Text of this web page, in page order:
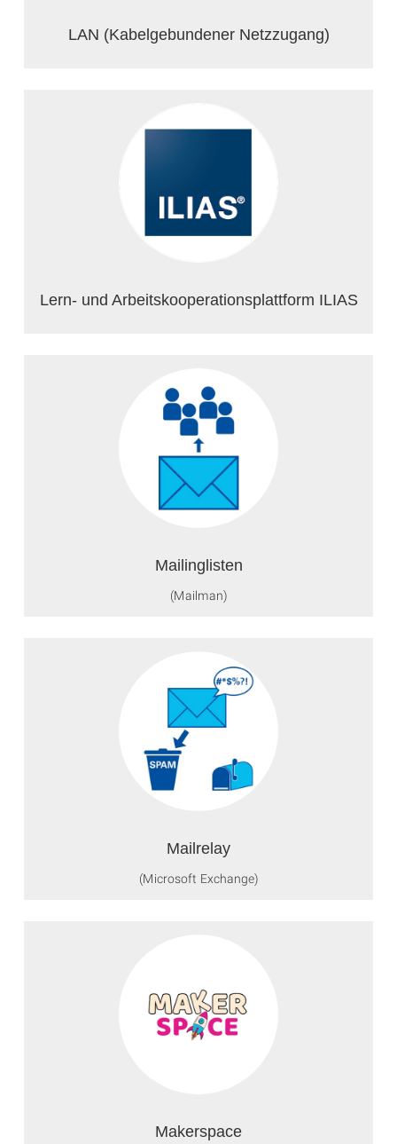
LAN (Kabelgebundener Netzzugang)
Lern- und Arbeitskooperationsplattform ILIAS
Mailinglisten
(Mailman)
Mailrelay
(Microsoft Exchange)
Makerspace